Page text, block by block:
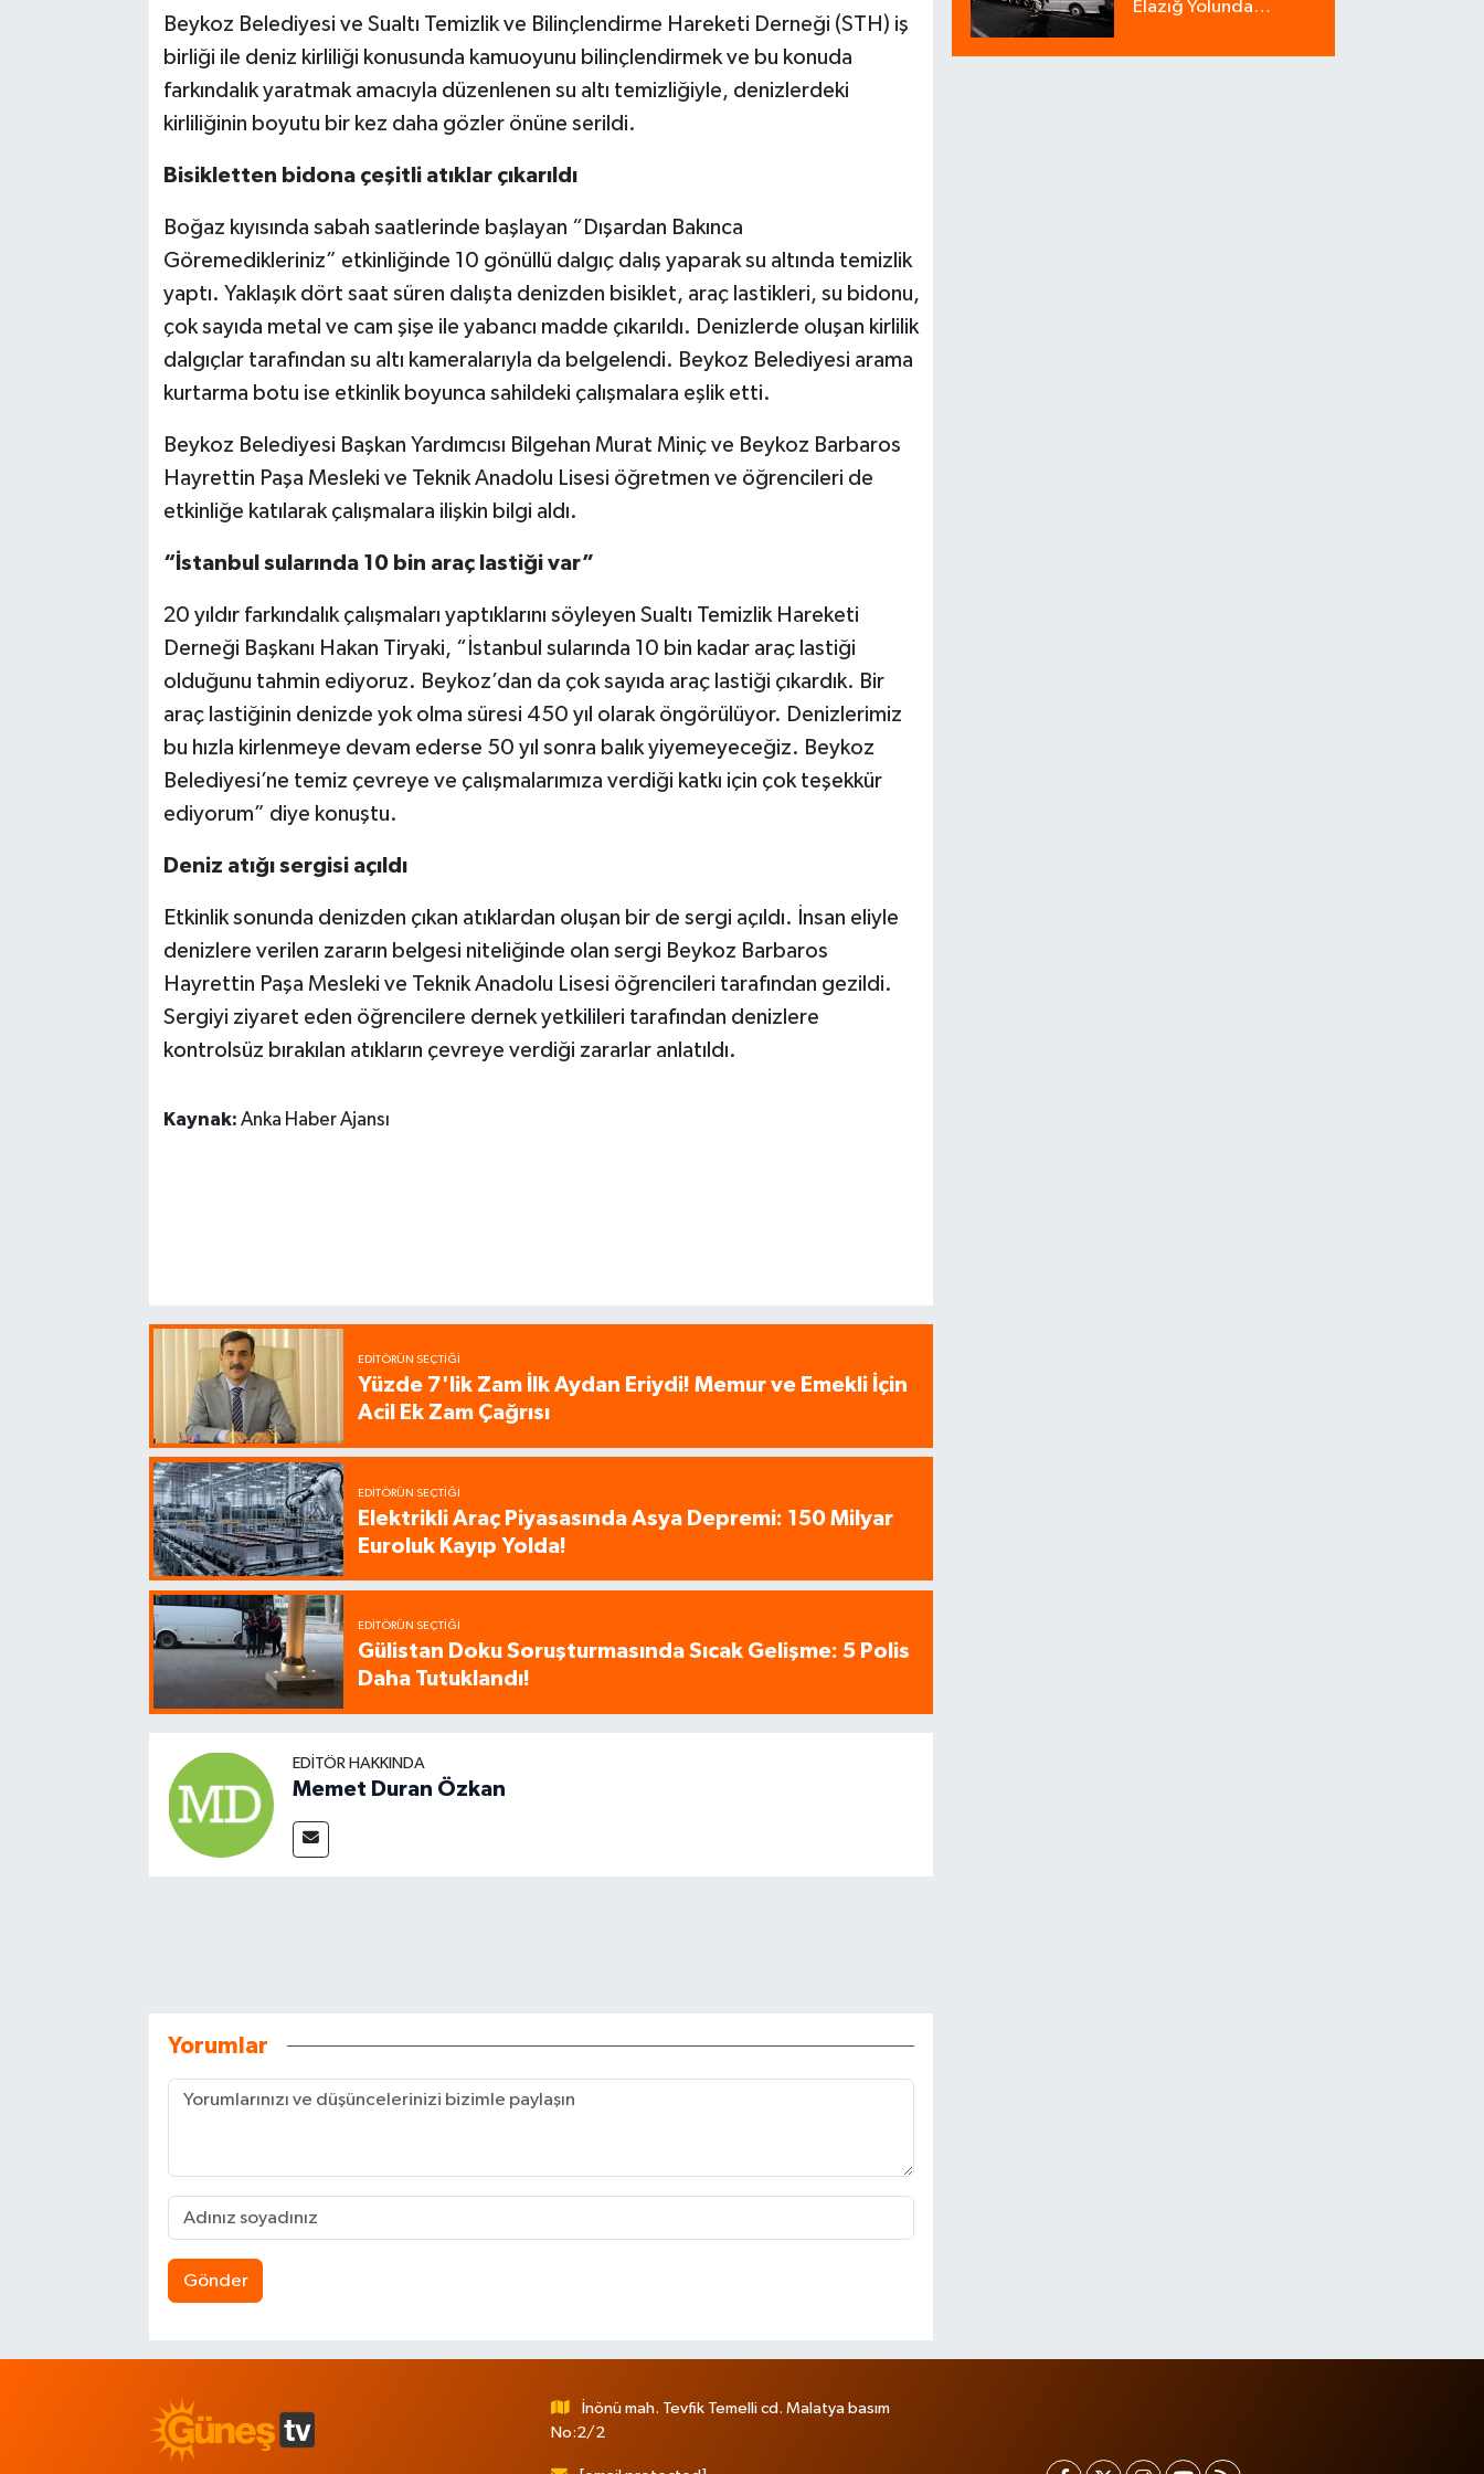
Beykoz Belediyesi ve Sualtı Temizlik ve Bilinçlendirme Hareketi Derneği (STH) iş
birliği ile deniz kirliliği konusunda kamuoyunu bilinçlendirmek ve bu konuda
farkındalık yaratmak amacıyla düzenlenen su altı temizliğiyle, denizlerdeki
kirliliğinin boyutu bir kez daha gözler önüne serildi.
Bisikletten bidona çeşitli atıklar çıkarıldı
Boğaz kıyısında sabah saatlerinde başlayan “Dışardan Bakınca
Göremedikleriniz” etkinliğinde 10 gönüllü dalgıç dalış yaparak su altında temizlik
yaptı. Yaklaşık dört saat süren dalışta denizden bisiklet, araç lastikleri, su bidonu,
çok sayıda metal ve cam şişe ile yabancı madde çıkarıldı. Denizlerde oluşan kirlilik
dalgıçlar tarafından su altı kameralarıyla da belgelendi. Beykoz Belediyesi arama
kurtarma botu ise etkinlik boyunca sahildeki çalışmalara eşlik etti.
Beykoz Belediyesi Başkan Yardımcısı Bilgehan Murat Miniç ve Beykoz Barbaros
Hayrettin Paşa Mesleki ve Teknik Anadolu Lisesi öğretmen ve öğrencileri de
etkinliğe katılarak çalışmalara ilişkin bilgi aldı.
“İstanbul sularında 10 bin araç lastiği var”
20 yıldır farkındalık çalışmaları yaptıklarını söyleyen Sualtı Temizlik Hareketi
Derneği Başkanı Hakan Tiryaki, “İstanbul sularında 10 bin kadar araç lastiği
olduğunu tahmin ediyoruz. Beykoz’dan da çok sayıda araç lastiği çıkardık. Bir
araç lastiğinin denizde yok olma süresi 450 yıl olarak öngörülüyor. Denizlerimiz
bu hızla kirlenmeye devam ederse 50 yıl sonra balık yiyemeyeceğiz. Beykoz
Belediyesi’ne temiz çevreye ve çalışmalarımıza verdiği katkı için çok teşekkür
ediyorum” diye konuştu.
Deniz atığı sergisi açıldı
Etkinlik sonunda denizden çıkan atıklardan oluşan bir de sergi açıldı. İnsan eliyle
denizlere verilen zararın belgesi niteliğinde olan sergi Beykoz Barbaros
Hayrettin Paşa Mesleki ve Teknik Anadolu Lisesi öğrencileri tarafından gezildi.
Sergiyi ziyaret eden öğrencilere dernek yetkilileri tarafından denizlere
kontrolsüz bırakılan atıkların çevreye verdiği zararlar anlatıldı.
Kaynak: Anka Haber Ajansı
EDITÖRÜN SEÇTIĞI
Yüzde 7'lik Zam İlk Aydan Eriydi! Memur ve Emekli İçin
Acil Ek Zam Çağrısı
EDITÖRÜN SEÇTIĞI
Elektrikli Araç Piyasasında Asya Depremi: 150 Milyar
Euroluk Kayıp Yolda!
EDITÖRÜN SEÇTIĞI
Gülistan Doku Soruşturmasında Sıcak Gelişme: 5 Polis
Daha Tutuklandı!
EDITÖR HAKKINDA
Memet Duran Özkan
Yorumlar
Gönder
Elazığ Yolunda
Yaralı
İnönü mah. Tevfik Temelli cd. Malatya basım
No:2/2